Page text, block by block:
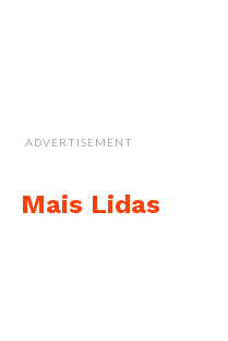
ADVERTISEMENT
Mais Lidas